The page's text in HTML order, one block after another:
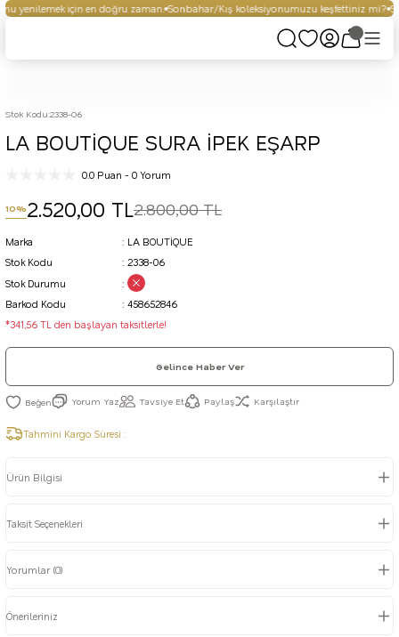
yenilemek için en doğru zaman. Sonbahar/Kış koleksiyonumuzu keşfettiniz mi?
Stok Kodu:2338-06
LA BOUTİQUE SURA İPEK EŞARP
0.0 Puan - 0 Yorum
10%2.520,00 TL2.800,00 TL
Marka
LA BOUTİQUE
Stok Kodu
2338-06
Stok Durumu
Barkod Kodu
458652846
*341,56 TL den başlayan taksitlerle!
Gelince Haber Ver
Yorum Yaz Tavsiye Et Paylaş Karşılaştır
Tahmini Kargo Süresi :
Ürün Bilgisi
Taksit Seçenekleri
Yorumlar (0)
Önerileriniz